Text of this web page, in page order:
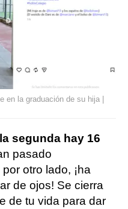
en la graduación de su hija |
segunda hay 16
pasado
otro lado, ¡ha
de ojos! Se cierra
de tu vida para dar